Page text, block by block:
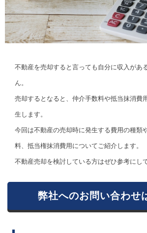
不動産を売却すると言っても自分に収入があ
ん。
売却するとなると、仲介手数料や抵当抹消費
生します。
今回は不動産の売却時に発生する費用の種類
料、抵当権抹消費用についてご紹介します。
不動産売却を検討している方はぜひ参考にし
弊社へのお問い合わせ